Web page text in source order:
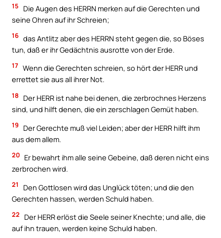
15
Die Augen des HERRN merken auf die Gerechten und
seine Ohren auf ihr Schreien;
16 das Antlitz aber des HERRN steht gegen die, so Böses
tun, daß er ihr Gedächtnis ausrotte von der Erde.
17 Wenn die Gerechten schreien, so hört der HERR und
errettet sie aus all ihrer Not.
18
Der HERR ist nahe bei denen, die zerbrochnes Herzens
sind, und hilft denen, die ein zerschlagen Gemüt haben.
19
Der Gerechte muß viel Leiden; aber der HERR hilft ihm
aus dem allem.
20 Er bewahrt ihm alle seine Gebeine, daß deren nicht eins
zerbrochen wird.
21
Den Gottlosen wird das Unglück töten; und die den
Gerechten hassen, werden Schuld haben.
22
Der HERR erlöst die Seele seiner Knechte; und alle, die
auf ihn trauen, werden keine Schuld haben.